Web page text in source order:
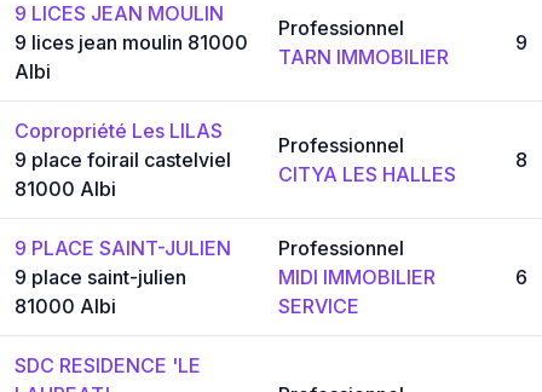
9 LICES JEAN MOULIN
9 lices jean moulin 81000
Albi
Professionnel
TARN IMMOBILIER
9
Copropriété Les LILAS
9 place foirail castelviel
81000 Albi
Professionnel
CITYA LES HALLES
8
9 PLACE SAINT-JULIEN
9 place saint-julien
81000 Albi
Professionnel
MIDI IMMOBILIER
SERVICE
6
SDC RESIDENCE 'LE